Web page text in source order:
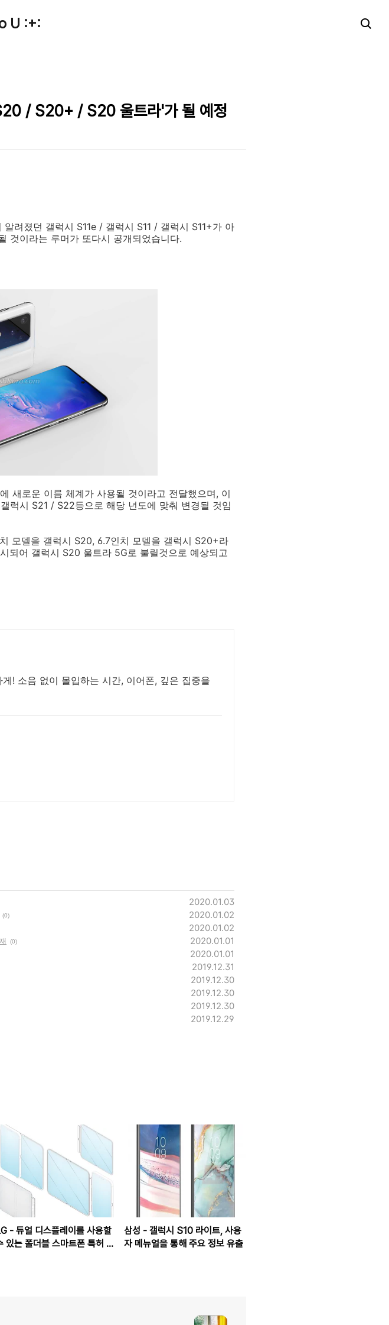
U :+:
/ S20+ / S20 울트라'가 될 예정
려졌던 갤럭시 S11e / 갤럭시 S11 / 갤럭시 S11+가 아
것이라는 루머가 또다시 공개되었습니다.
새로운 이름 체계가 사용될 것이라고 전달했으며, 이
럭시 S21 / S22등으로 해당 년도에 맞춰 변경될 것임
모델을 갤럭시 S20, 6.7인치 모델을 갤럭시 S20+라
되어 갤럭시 S20 울트라 5G로 불릴것으로 예상되고
! 소음 없이 몰입하는 시간, 이어폰, 깊은 집중을
2020.01.03
(0) 2020.01.02
2020.01.02
(0) 2020.01.01
2020.01.01
2019.12.31
2019.12.30
2019.12.30
2019.12.30
2019.12.29
- 듀얼 디스플레이를 사용할
있는 폴더블 스마트폰 특허 출
삼성 - 갤럭시 S10 라이트, 사용
자 메뉴얼을 통해 주요 정보 유출